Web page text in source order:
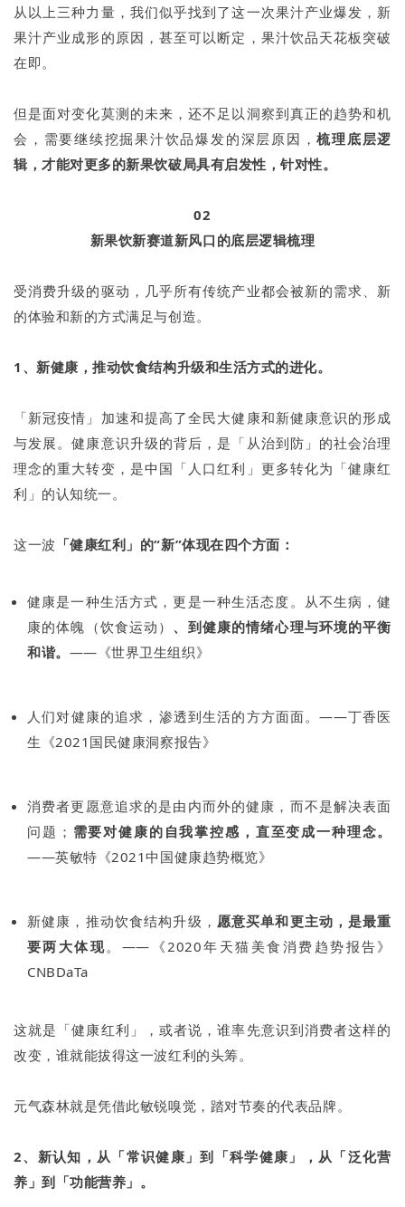
从以上三种力量，我们似乎找到了这一次果汁产业爆发，新
果汁产业成形的原因，甚至可以断定，果汁饮品天花板突破
在即。
但是面对变化莫测的未来，还不足以洞察到真正的趋势和机
会，需要继续挖掘果汁饮品爆发的深层原因，梳理底层逻
辑，才能对更多的新果饮破局具有启发性，针对性。
02
新果饮新赛道新风口的底层逻辑梳理
受消费升级的驱动，几乎所有传统产业都会被新的需求、新
的体验和新的方式满足与创造。
1、新健康，推动饮食结构升级和生活方式的进化。
「新冠疫情」加速和提高了全民大健康和新健康意识的形成
与发展。健康意识升级的背后，是「从治到防」的社会治理
理念的重大转变，是中国「人口红利」更多转化为「健康红
利」的认知统一。
这一波 「健康红利」的“新”体现在四个方面：
健康是一种生活方式，更是一种生活态度。从不生病，健
康的体魄（饮食运动） 、到健康的情绪心理与环境的平衡
和谐。 ——《世界卫生组织》
人们对健康的追求，渗透到生活的方方面面。——丁香医
生《2021国民健康洞察报告》
消费者更愿意追求的是由内而外的健康，而不是解决表面
问题； 需要对健康的自我掌控感，直至变成一种理念。
——英敏特《2021中国健康趋势概览》
新健康，推动饮食结构升级， 愿意买单和更主动，是最重
要两大体现。——《2020年天猫美食消费趋势报告》
CNBDaTa
这就是「健康红利」，或者说，谁率先意识到消费者这样的
改变，谁就能拔得这一波红利的头筹。
元气森林就是凭借此敏锐嗅觉，踏对节奏的代表品牌。
2、新认知，从「常识健康」到「科学健康」，从「泛化营
养」到「功能营养」。